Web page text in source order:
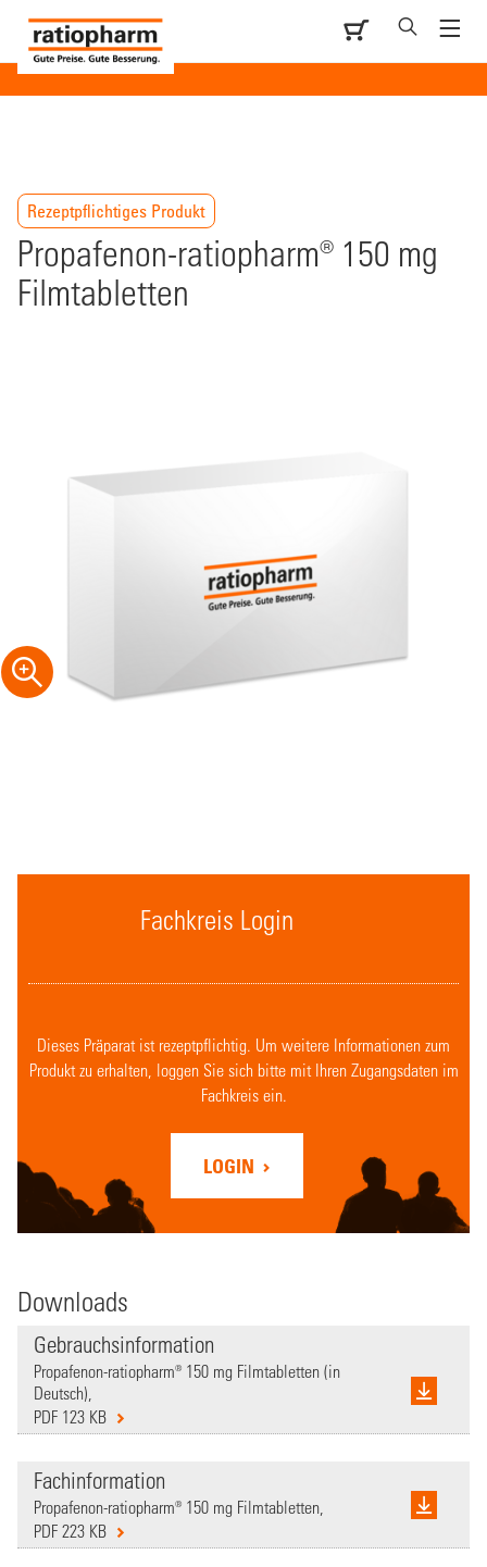
Rezeptpflichtiges Produkt
Propafenon-ratiopharm® 150 mg
Filmtabletten
Fachkreis Login
Dieses Präparat ist rezeptpflichtig. Um weitere Informationen zum
Produkt zu erhalten, loggen Sie sich bitte mit Ihren Zugangsdaten im
Fachkreis ein.
LOGIN
Downloads
Gebrauchsinformation
Propafenon-ratiopharm® 150 mg Filmtabletten (in
Deutsch),
PDF 123 KB
Fachinformation
Propafenon-ratiopharm® 150 mg Filmtabletten,
PDF 223 KB